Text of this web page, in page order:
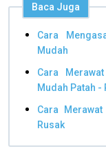
Baca Juga
Cara
Mudah
Cara
Mudah Patah -
Cara
Rusak